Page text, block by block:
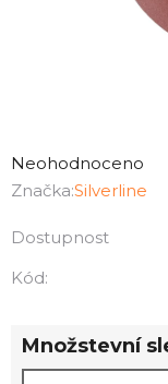
hodnocení
produktu
0,0
z
Neohodnoceno
Značka:Silverline
Dostupnost
Kód:
Množstevní